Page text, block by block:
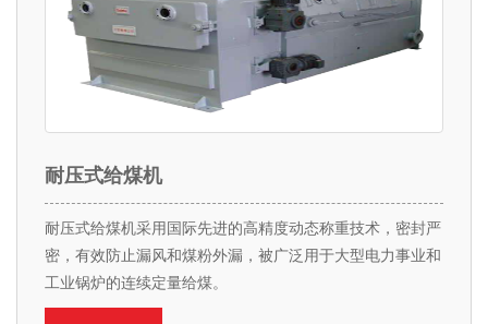
耐压式给煤机
耐压式给煤机采用国际先进的高精度动态称重技术，密封严
密，有效防止漏风和煤粉外漏，被广泛用于大型电力事业和
工业锅炉的连续定量给煤。